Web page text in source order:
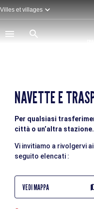
Salta
al
contenuto
principale
Villes et villages
NAVETTE E
Per qualsiasi
città o un’altra
Vi invitiamo a rivolgervi
seguito elencati :
VEDI MAPPA